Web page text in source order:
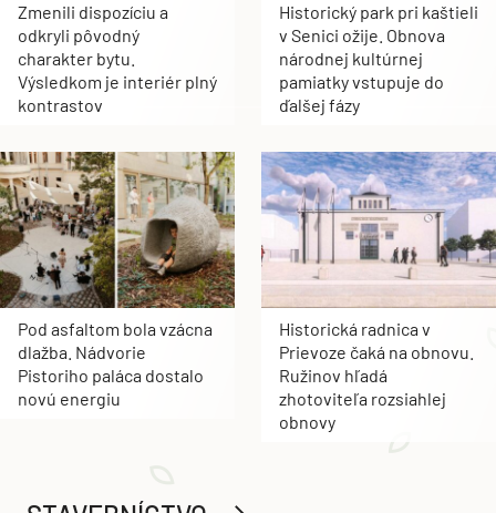
Zmenili dispozíciu a
odkryli pôvodný
charakter bytu.
Výsledkom je interiér plný
kontrastov
Historický park pri kaštieli
v Senici ožije. Obnova
národnej kultúrnej
pamiatky vstupuje do
ďalšej fázy
Pod asfaltom bola vzácna
dlažba. Nádvorie
Pistoriho paláca dostalo
novú energiu
Historická radnica v
Prievoze čaká na obnovu.
Ružinov hľadá
zhotoviteľa rozsiahlej
obnovy